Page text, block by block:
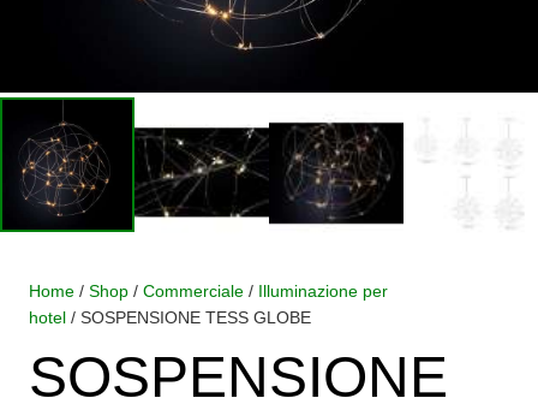
Home / Shop / Commerciale / Illuminazione per
hotel / SOSPENSIONE TESS GLOBE
SOSPENSIONE